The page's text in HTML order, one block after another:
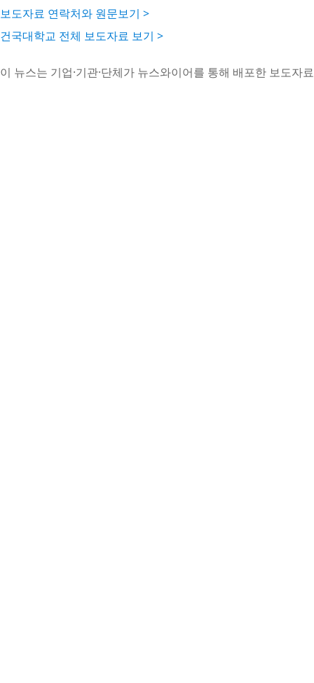
보도자료 연락처와 원문보기 >
건국대학교 전체 보도자료 보기 >
이 뉴스는 기업·기관·단체가 뉴스와이어를 통해 배포한 보도자